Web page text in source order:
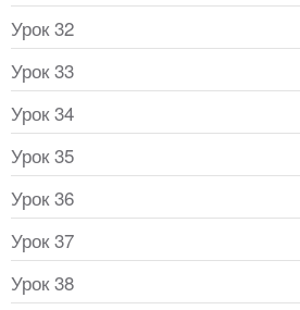
Урок 32
Урок 33
Урок 34
Урок 35
Урок 36
Урок 37
Урок 38